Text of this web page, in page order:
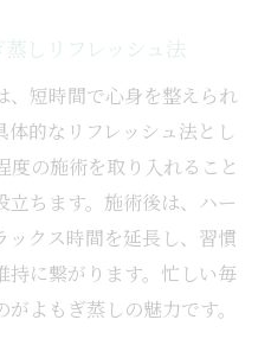
しリフレッシュ法
、短時間で心身を整えられ
体的なリフレッシュ法とし
度の施術を取り入れること
ちます。施術後は、ハー
ックス時間を延長し、習慣
持に繋がります。忙しい毎
よもぎ蒸しの魅力です。